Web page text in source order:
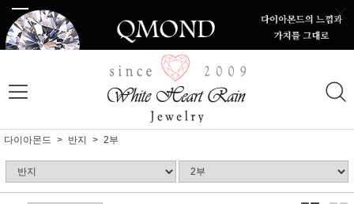
다이아몬드 반지 2부